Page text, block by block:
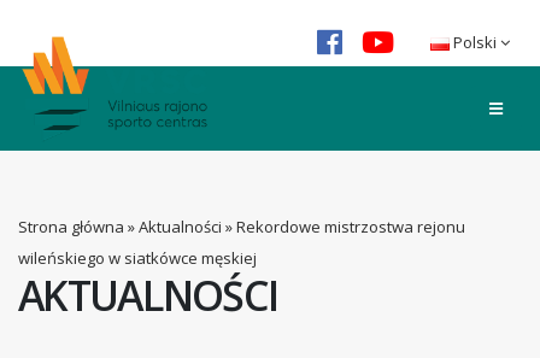
Polski
AKTUALNOŚCI
Strona główna »Aktualności »Rekordowe mistrzostwa rejonu
wileńskiego w siatkówce męskiej